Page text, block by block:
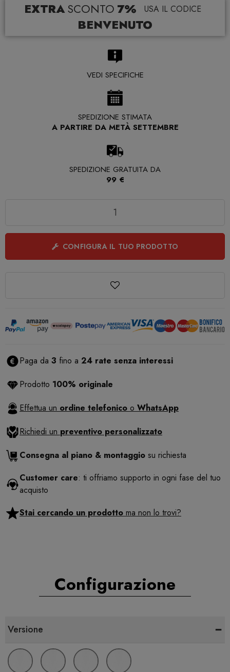
EXTRA SCONTO 7% USA IL CODICE
BENVENUTO
VEDI SPECIFICHE
SPEDIZIONE STIMATA
A PARTIRE DA METÀ SETTEMBRE
SPEDIZIONE GRATUITA DA
99 €
CONFIGURA IL TUO PRODOTTO
Paga da 3 fino a 24 rate senza interessi
Prodotto 100% originale
Effettua un ordine telefonico o WhatsApp
Richiedi un preventivo personalizzato
Consegna al piano & montaggio su richiesta
Customer care: ti offriamo supporto in ogni fase del tuo
acquisto
Stai cercando un prodotto ma non lo trovi?
Configurazione
Versione -